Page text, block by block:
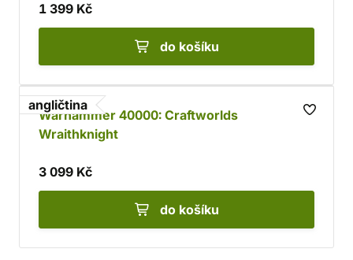
1 399 Kč
do košíku
angličtina
Warhammer 40000: Craftworlds
Wraithknight
3 099 Kč
do košíku